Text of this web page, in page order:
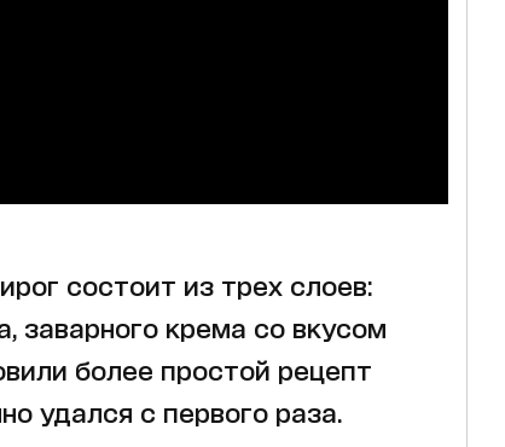
состоит из трех слоев:
заварного крема со вкусом
более простой рецепт
удался с первого раза.